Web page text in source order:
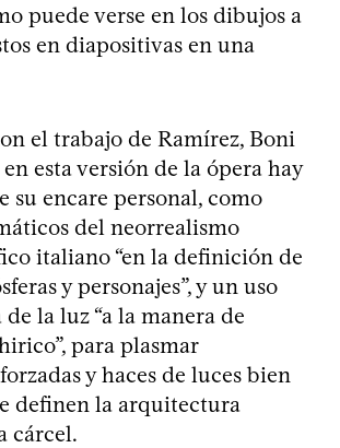
puede verse en los dibujos a
en diapositivas en una
el trabajo de Ramírez, Boni
esta versión de la ópera hay
su encare personal, como
del neorrealismo
italiano “en la definición de
y personajes”, y un uso
la luz “a la manera de
para plasmar
y haces de luces bien
definen la arquitectura
cárcel.